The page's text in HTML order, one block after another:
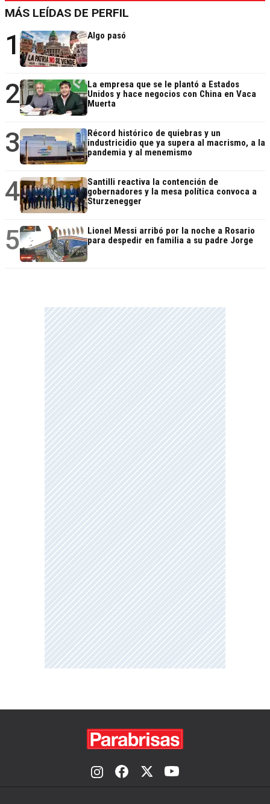
MÁS LEÍDAS DE PERFIL
1 Algo pasó
2
La empresa que se le plantó a Estados
Unidos y hace negocios con China en Vaca
Muerta
3
Récord histórico de quiebras y un
industricidio que ya supera al macrismo, a la
pandemia y al menemismo
4
Santilli reactiva la contención de
gobernadores y la mesa política convoca a
Sturzenegger
5
Lionel Messi arribó por la noche a Rosario
para despedir en familia a su padre Jorge